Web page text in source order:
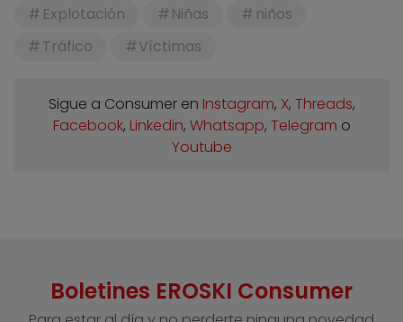
Explotación Niñas
niños
Tráfico
Víctimas
Sigue a Consumer en Instagram, X, Threads,
Facebook, Linkedin, Whatsapp, Telegram o
Youtube
Boletines EROSKI Consumer